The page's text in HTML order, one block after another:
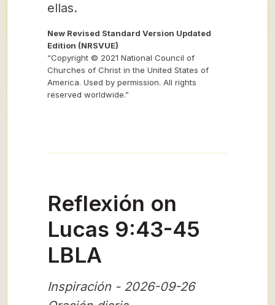
ellas.
New Revised Standard Version Updated
Edition (NRSVUE)
“Copyright © 2021 National Council of
Churches of Christ in the United States of
America. Used by permission. All rights
reserved worldwide.”
Reflexión on
Lucas 9:43-45
LBLA
Inspiración - 2026-09-26